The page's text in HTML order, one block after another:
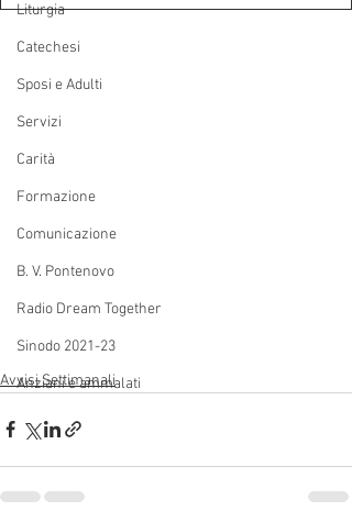
Liturgia
Catechesi
Sposi e Adulti
Servizi
Carità
Formazione
Comunicazione
B. V. Pontenovo
Radio Dream Together
Sinodo 2021-23
Anziani e ammalati
Avvisi Settimanali